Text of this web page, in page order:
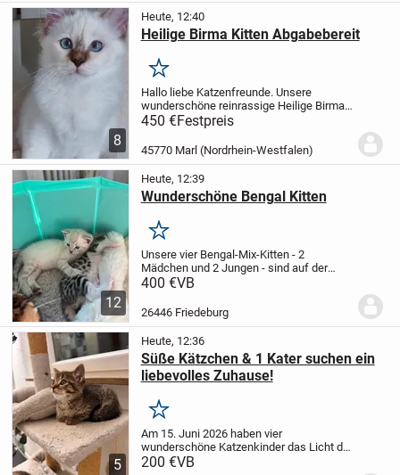
8
Heute, 12:40
Heilige Birma Kitten Abgabebereit
Merken
Hallo liebe Katzenfreunde. Unsere
wunderschöne reinrassige Heilige Birma
aus unserem Hobbyzucht hat am 24.03.26
Nachwuchs bekommen. Das sind 4
gesunde Kitten. Drei Mädchen und 1
Junge.Eine Mädchen ...
450 €Festpreis
45770 Marl (Nordrhein-Westfalen)
12
Heute, 12:39
Wunderschöne Bengal Kitten
Merken
Unsere vier Bengal-Mix-Kitten - 2
Mädchen und 2 Jungen - sind auf der
Suche nach einem liebevollen Zuhause.
gesund und entwickeln sich
Sie...
400 €VB
26446 Friedeburg
5
Heute, 12:36
Süße Kätzchen & 1 Kater suchen ein
liebevolles Zuhause!
Merken
Am 15. Juni 2026 haben vier
wunderschöne Katzenkinder das Licht der
Welt erblickt: 3 kleine Kätzchen (weiblich)
200 €VB